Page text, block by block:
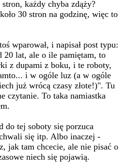
każdy chyba zdąży?
30 stron na godzinę, więc to
wparował, i napisał post typu:
20 lat, ale o ile pamiętam, to
z dupami z boku, i te roboty,
i w ogóle luz (a w ogóle
już wrócą czasy złote!)". Tu
czytanie. To taka namiastka
do tej soboty się porzuca
się itp. Albo inaczej -
jak tam chcecie, ale nie pisać o
niech się pojawią.